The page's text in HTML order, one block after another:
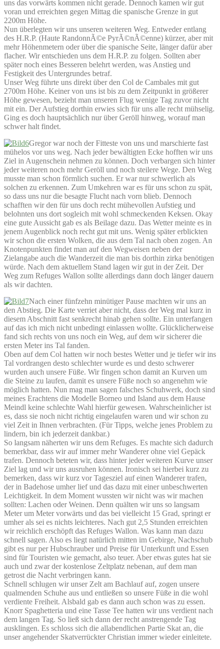
uns das vorwärts kommen nicht gerade. Dennoch kamen wir gut
voran und erreichten gegen Mittag die spanische Grenze in gut
2200m Höhe.
Nun überlegten wir uns unseren weiteren Weg. Entweder entlang
des H.R.P. (Haute RandonnÃ©e PyrÃ©nÃ©enne) kürzer, aber mit
mehr Höhenmetern oder über die spanische Seite, länger dafür aber
flacher. Wir entschieden uns dem H.R.P. zu folgen. Sollten aber
später noch eines Besseren belehrt werden, was Anstieg und
Festigkeit des Untergrundes betraf.
Unser Weg führte uns direkt über den Col de Cambales mit gut
2700m Höhe. Keiner von uns ist bis zu dem Zeitpunkt in größerer
Höhe gewesen, bezieht man unseren Flug wenige Tag zuvor nicht
mit ein. Der Aufstieg dorthin erwies sich für uns alle recht mühselig.
Ging es doch hauptsächlich nur über Geröll hinweg, worauf man
schwer halt findet.
Gregor war noch der Fitteste von uns und marschierte fast
mühelos vor uns weg. Nach jeder bewältigten Ecke hofften wir uns
Ziel in Augenschein nehmen zu können. Doch verbargen sich hinter
jeder weiteren noch mehr Geröll und noch steilere Wege. Den Weg
musste man schon förmlich suchen. Er war nur schwerlich als
solchen zu erkennen. Zum Umkehren war es für uns schon zu spät,
so dass uns nur die besagte Flucht nach vorn blieb. Dennoch
schafften wir den für uns doch recht mühevollen Aufstieg und
belohnten uns dort sogleich mit wohl schmeckenden Keksen. Okay
eine gute Aussicht gab es als Beilage dazu. Das Wetter meinte es in
jenem Augenblick noch recht gut mit uns. Wenig später erblickten
wir schon die ersten Wolken, die aus dem Tal nach oben zogen. An
Knotenpunkten findet man auf den Wegweisen neben der
Zielangabe auch die Wanderzeit die man bis dorthin zirka benötigen
würde. Nach dem aktuellem Stand lagen wir gut in der Zeit. Der
Weg zum Refuges Wallon sollte allerdings dann doch länger dauern
als wir dachten.
Nach einer fünfzehn minütiger Pause machten wir uns an
den Abstieg. Die Karte verriet aber nicht, dass der Weg mal kurz in
diesem Abschnitt fast senkrecht hinab gehen sollte. Ein unterfangen
auf das ich mich nicht unbedingt einlassen wollte. Glücklicherweise
fand sich rechts von uns noch ein Weg, auf dem wir sicherer die
ersten Meter ins Tal fanden.
Oben auf dem Col hatten wir noch bestes Wetter und je tiefer wir ins
Tal vordrangen desto schlechter wurde es und desto schwerer
wurden auch unsere Füße. Wir fingen schon damit an Kurven um
die Steine zu laufen, damit es unsere Füße noch so angenehm wie
möglich hatten. Nun mag man sagen falsches Schuhwerk, doch sind
meines Erachtens die Modelle Borneo und Island aus dem Hause
Meindl keine schlechte Wahl hierfür gewesen. Wahrscheinlicher ist
es, dass sie noch nicht richtig eingelaufen waren und wir schon zu
viel Zeit in Ihnen verbrachten. (Für Tipps, welche jenes Problem zu
lindern, bin ich jederzeit dankbar.)
So langsam näherten wir uns dem Refuges. Es machte sich dadurch
bemerkbar, dass wir auf immer mehr Wanderer ohne viel Gepäck
trafen. Dennoch beteten wir, dass hinter jeder weiteren Kurve unser
Ziel lag und wir uns ausruhen können. Ironisch sei hierbei kurz zu
bemerken, dass wir kurz vor Tagesziel auf einen Wanderer trafen,
der in Badehose umher lief und das dazu mit einer unbeschwerten
Leichtigkeit. In dem Moment wussten wir nicht was wir machen
sollten: Lachen oder Weinen. Denn quälten wir uns so langsam
Meter um Meter vorwärts und das bei vielleicht 15 Grad, springt er
umher als sei es nichts leichteres. Nach gut 2,5 Stunden erreichten
wir reichlich erschöpft das Refuges Wallon. Was kann man dazu
schnell sagen. Also es liegt natürlich mitten im Gebirge, Nachschub
gibt es nur per Hubschrauber und Preise für Unterkunft und Essen
sind für Touristen wie gemacht, also teuer. Aber etwas gutes hat sie
auch und zwar der kostenlose Zeltplatz nebenan, auf dem man
getrost die Nacht verbringen kann.
Schnell schlugen wir unser Zelt am Bachlauf auf, zogen unsere
qualmenden Schuhe aus und entließen so unsere Füße in die wohl
verdiente Freiheit. Alsbald gab es dann auch schon was zu essen.
Knorr Spaghetteria und eine Tasse Tee hatten wir uns verdient nach
dem langen Tag. So ließ sich dann der recht anstrengende Tag
ausklingen. Es schloss sich die allabendlichen Partie Skat an, die
unser angehender Skatverrückter Christian immer wieder einleitete.